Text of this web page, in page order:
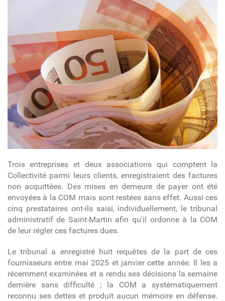
Trois entreprises et deux associations qui comptent la
Collectivité parmi leurs clients, enregistraient des factures
non acquittées. Des mises en demeure de payer ont été
envoyées à la COM mais sont restées sans effet. Aussi ces
cinq prestataires ont-ils saisi, individuellement, le tribunal
administratif de Saint-Martin afin qu'il ordonne à la COM
de leur régler ces factures dues.
Le tribunal a enregistré huit requêtes de la part de ces
fournisseurs entre mai 2025 et janvier cette année. Il les a
récemment examinées et a rendu ses décisions la semaine
dernière sans difficulté ; la COM a systématiquement
reconnu ses dettes et produit aucun mémoire en défense.